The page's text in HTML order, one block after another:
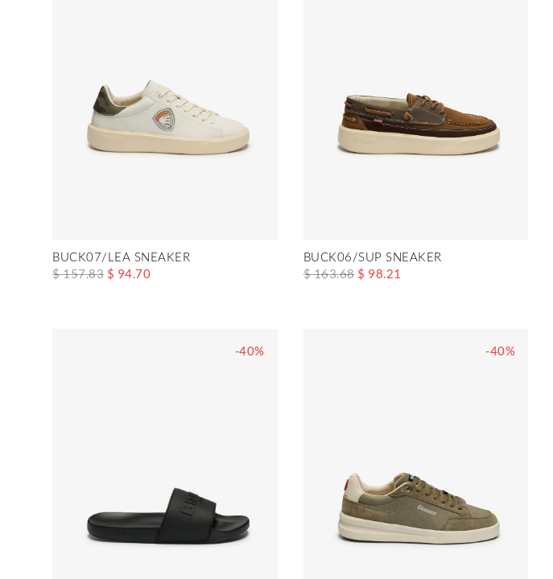
BUCK07/LEA SNEAKER
$ 157.83 $ 94.70
BUCK06/SUP SNEAKER
$ 163.68 $ 98.21
-40% -40%